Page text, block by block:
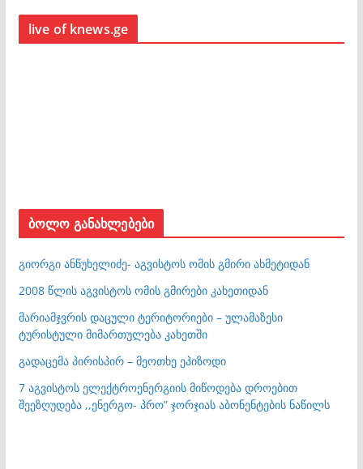
live of knews.ge
ბოლო განახლებები
გიორგი ანწუხელიძე- აგვისტოს ომის გმირი ახმეტიდან
2008 წლის აგვისტოს ომის გმირები კახეთიდან
მარიამჯვრის დაცული ტერიტორიები – ულამაზესი
ტურისტული მიმართულება კახეთში
გადაცემა პირისპირ – მეოთხე ეპიზოდი
7 აგვისტოს ელექტროენერგიის მიწოდება დროებით
შეეზღუდება ,,ენერგო- პრო” ჯორჯიას აბონენტების ნაწილს